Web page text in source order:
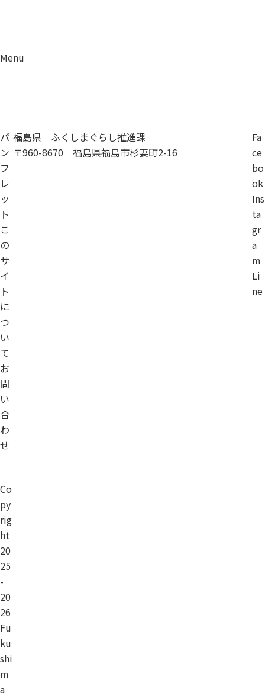
Menu
パ
ン
フ
レ
ッ
ト
こ
の
サ
イ
ト
に
つ
い
て
お
問
い
合
わ
せ
福島県 ふくしまぐらし推進課
〒960-8670 福島県福島市杉妻町2-16
Fa
ce
bo
ok
Ins
ta
gr
a
m
Li
ne
Co
py
rig
ht
20
25
-
20
26
Fu
ku
shi
m
a